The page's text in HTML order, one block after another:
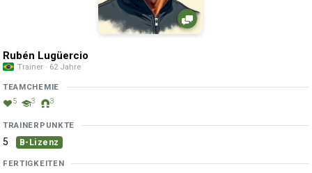
Rubén Lugüercio
Trainer · 62 Jahre
TEAMCHEMIE
5 3 3
TRAINERPUNKTE
5 B-Lizenz
FERTIGKEITEN